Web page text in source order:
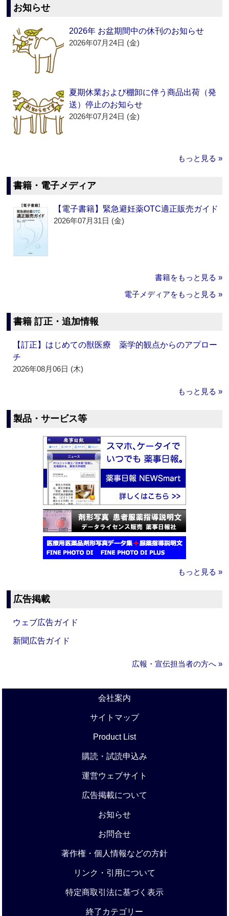
お知らせ
2026年 お盆期間中の休刊のお知らせ
2026年07月24日 (金)
夏期休業および棚卸に伴う商品出荷（発
送）停止のお知らせ
2026年07月24日 (金)
もっと見る »
書籍・電子メディア
【電子書籍】緊急避妊薬OTC適正販売ガイド
2026年07月31日 (金)
書籍をもっと見る »
電子メディアをもっと見る »
書籍 訂正・追加情報
【訂正】はじめての獣医療 薬学的観点からのアプロー
チ
2026年08月06日 (木)
もっと見る »
製品・サービス等
もっと見る »
広告掲載
ウェブ広告ガイド
新聞広告ガイド
広報・宣伝担当者の方へ »
会社案内
サイトマップ
Product List
購読・試読申込み
運営ウェブサイト
広告掲載について
お知らせ
お問合せ
著作権・個人情報などの方針
リンク・引用について
特定商取引法に基づく表示
終了カテゴリー